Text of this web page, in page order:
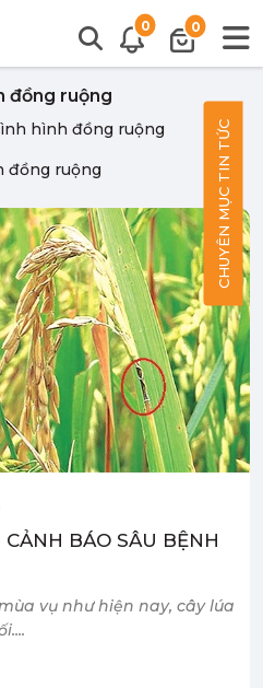
0 0
đồng ruộng
hình đồng ruộng CHUYÊN MỤC TIN TỨC
đồng ruộng
BÁO SÂU BỆNH
vụ như hiện nay, cây lúa